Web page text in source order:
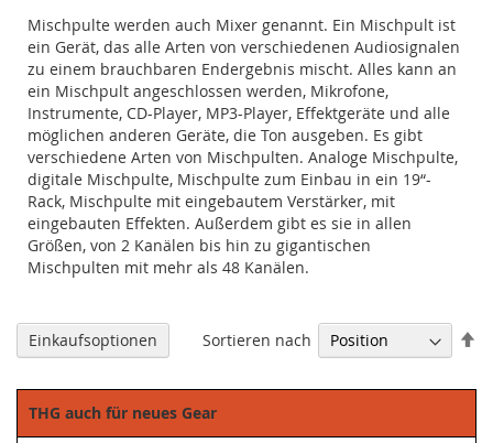
Mischpulte werden auch Mixer genannt. Ein Mischpult ist
ein Gerät, das alle Arten von verschiedenen Audiosignalen
zu einem brauchbaren Endergebnis mischt. Alles kann an
ein Mischpult angeschlossen werden, Mikrofone,
Instrumente, CD-Player, MP3-Player, Effektgeräte und alle
möglichen anderen Geräte, die Ton ausgeben. Es gibt
verschiedene Arten von Mischpulten. Analoge Mischpulte,
digitale Mischpulte, Mischpulte zum Einbau in ein 19“-
Rack, Mischpulte mit eingebautem Verstärker, mit
eingebauten Effekten. Außerdem gibt es sie in allen
Größen, von 2 Kanälen bis hin zu gigantischen
Mischpulten mit mehr als 48 Kanälen.
Sortieren nach
Einkaufsoptionen
THG auch für neues Gear